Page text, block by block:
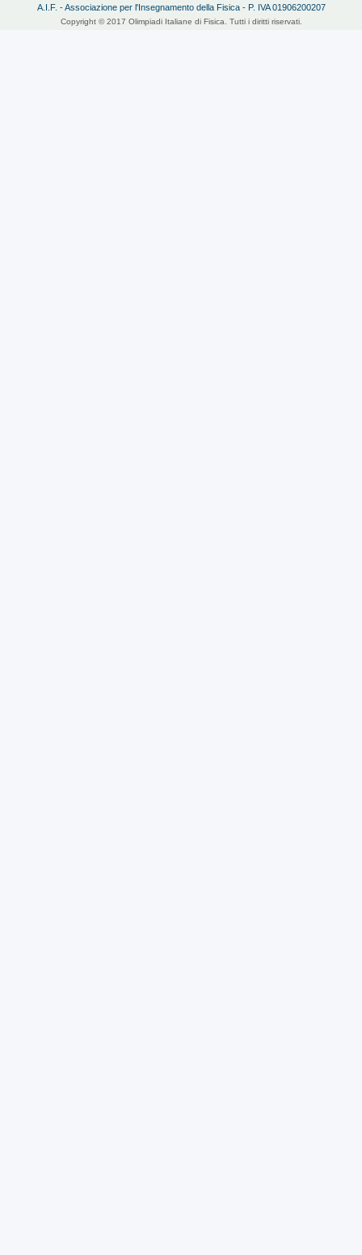
A.I.F. - Associazione per l'Insegnamento della Fisica - P. IVA 01906200207
Copyright © 2017 Olimpiadi Italiane di Fisica. Tutti i diritti riservati.